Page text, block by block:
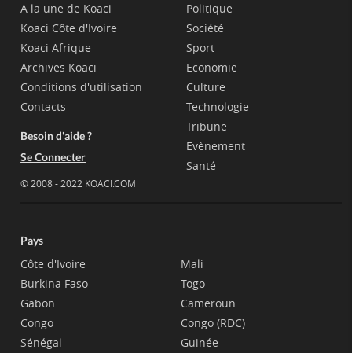
A la une de Koaci
Koaci Côte d'Ivoire
Koaci Afrique
Archives Koaci
Conditions d'utilisation
Contacts
Besoin d'aide ?
Se Connecter
© 2008 - 2022 KOACI.COM
Politique
Société
Sport
Economie
Culture
Technologie
Tribune
Evènement
Santé
Pays
Côte d'Ivoire
Burkina Faso
Gabon
Congo
Sénégal
Mali
Togo
Cameroun
Congo (RDC)
Guinée